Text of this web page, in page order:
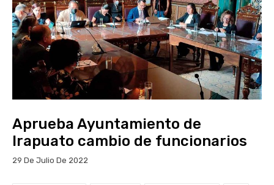
Aprueba Ayuntamiento de
Irapuato cambio de funcionarios
29 De Julio De 2022